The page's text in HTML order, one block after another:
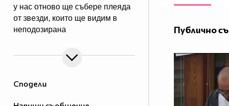
Сподели
у нас отново ще събере плеяда
от звезди, които ще видим в
неподозирана
основите на риалити
телевизията в България, се
темата "Женско царство“
Публично